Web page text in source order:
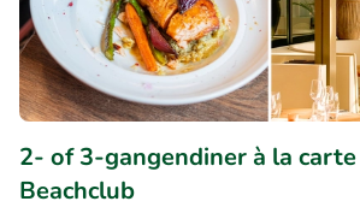
2- of 3-gangendiner à la
Beachclub